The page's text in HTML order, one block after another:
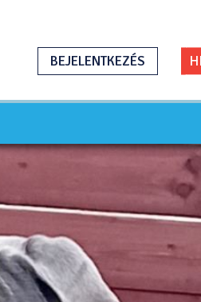
BEJELENTKEZÉS